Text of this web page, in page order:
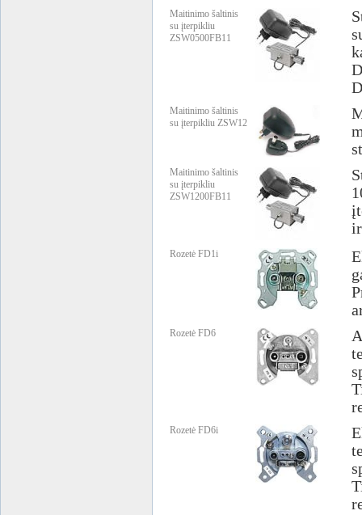
Maitinimo šaltinis
su įterpikliu
ZSW0500FB11
Maitinimo šaltinis
su įterpikliu ZSW12
Maitinimo šaltinis
su įterpikliu
ZSW1200FB11
Rozetė FD1i
Rozetė FD6
Rozetė FD6i